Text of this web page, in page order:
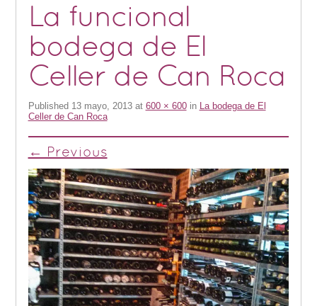
La funcional
bodega de El
Celler de Can Roca
Published 13 mayo, 2013at 600 × 600in La bodega de El
Celler de Can Roca
← Previous